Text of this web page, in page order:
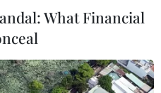
What Financial